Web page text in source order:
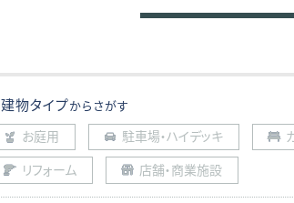
建物タイプからさがす
お庭用 駐車場・ハイデッキ
リフォーム
店舗・商業施設